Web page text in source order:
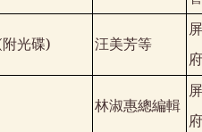
附光碟) 汪美芳等
府
林淑惠總編輯
府